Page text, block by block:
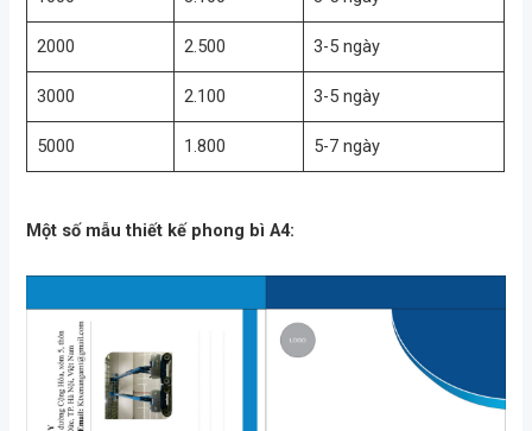
2000 2.500 3-5 ngày
3000 2.100 3-5 ngày
5000 1.800 5-7 ngày
Một số mẫu thiết kế phong bì A4: